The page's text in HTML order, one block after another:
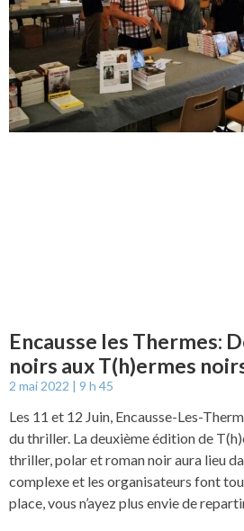
Encausse les Thermes:
noirs aux T(h)ermes
2 mai 2022 9 h 45
Les 11 et 12 Juin, Encausse-Les-
du thriller. La deuxième édition de
thriller, polar et roman noir aura lieu
complexe et les organisateurs font
place, vous n’ayez plus envie de